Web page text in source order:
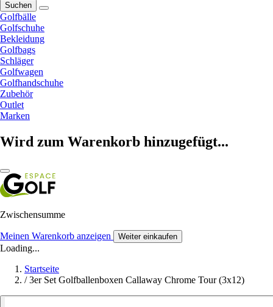
Suchen
Golfbälle
Golfschuhe
Bekleidung
Golfbags
Schläger
Golfwagen
Golfhandschuhe
Zubehör
Outlet
Marken
Wird zum Warenkorb hinzugefügt...
Zwischensumme
Meinen Warenkorb anzeigen Weiter einkaufen
Loading...
Startseite
/ 3er Set Golfballenboxen Callaway Chrome Tour (3x12)